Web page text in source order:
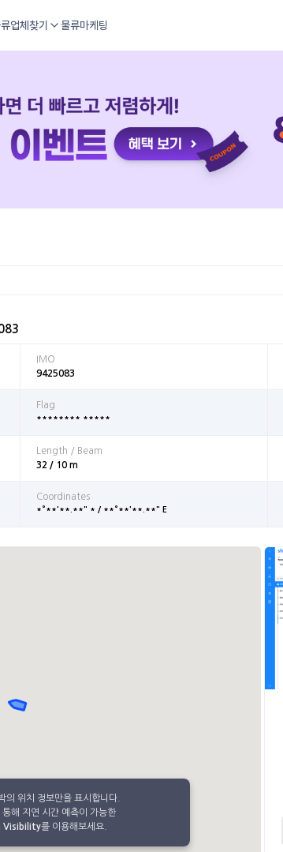
업체찾기 물류마케팅
IMO
9425083
Flag
******** *****
Length / Beam
32 / 10 m
Coordinates
*°**'**.**" * / **°**'**.**" E
의 위치 정보만을 표시합니다.
해 지연 시간 예측이 가능한
Visibility를 이용해보세요.